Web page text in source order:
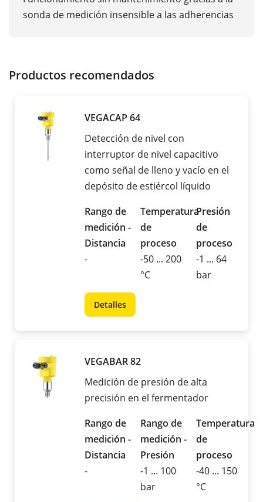
sonda de medición insensible a las adherencias
Productos recomendados
VEGACAP 64
Detección de nivel con
interruptor de nivel capacitivo
como señal de lleno y vacío en el
depósito de estiércol líquido
Rango de
medición -
Distancia
-
Temperatura
de
proceso
-50 ... 200
°C
Presión
de
proceso
-1 ... 64
bar
Detalles
VEGABAR 82
Medición de presión de alta
precisión en el fermentador
Rango de
medición -
Distancia
-
Rango de
medición -
Presión
-1 ... 100
bar
Temperatura
de
proceso
-40 ... 150
°C